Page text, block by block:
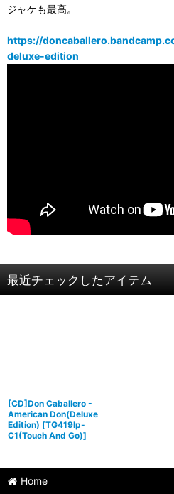
ジャケも最高。
https://
deluxe-edition
最近チェックしたアイテム
[CD]Don Caballero -
American Don(Deluxe
Edition) [TG419lp-
C1(Touch And Go)]
Home